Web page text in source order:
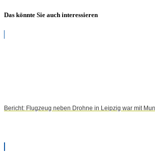
Das könnte Sie auch interessieren
Bericht: Flugzeug neben Drohne in Leipzig war mit